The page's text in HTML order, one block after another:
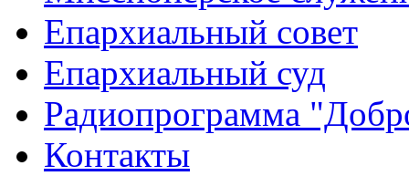
Епархиальный совет
Епархиальный суд
Радиопрограмма
Контакты